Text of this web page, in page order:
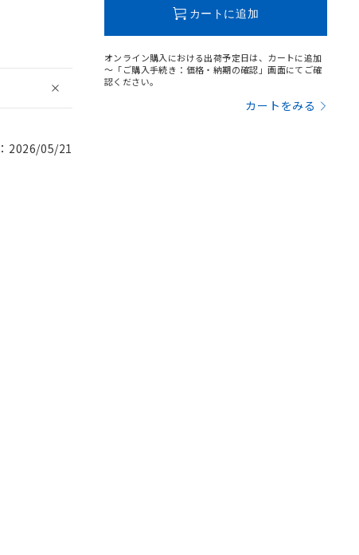
2026/05/21
カートに追加
オンライン購入における出荷予定日は、カートに追加
～「ご購入手続き：価格・納期の確認」画面にてご確
認ください。
カートをみる